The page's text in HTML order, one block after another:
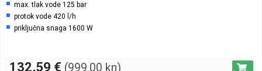
max. tlak vode 125 bar
protok vode 420 l/h
priključna snaga 1600 W
132,59 € (999,00 kn)